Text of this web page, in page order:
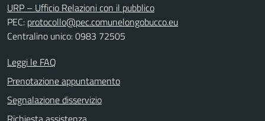
URP – Ufficio Relazioni con il pubblico
PEC: protocollo@pec.comunelongobucco.eu
Centralino unico: 0983 72505
Leggi le FAQ
Prenotazione appuntamento
Segnalazione disservizio